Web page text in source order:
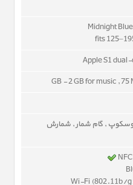
Apple S1
, گام شمار , شمارش